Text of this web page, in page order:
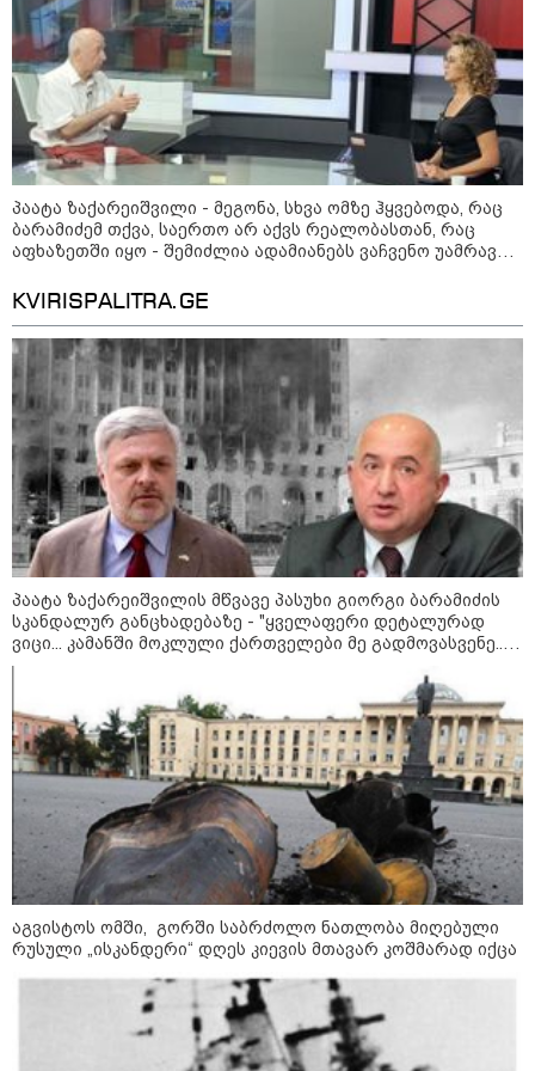
- რუსს, ყაზახს, უკრაინელს,
შვეიცარიელს, იტალიელს,
ამერიკელს, შეუძლია
ჩამოვიდეს, დახარჯოს ფული...
არავინ შეზღუდული არაა" -
კალაძე
კატეგორიის ყველა სიახლე
საინჟინრო ობიექტების მოვლა-
პატრონობა განსაკუთრებულ
პასუხისმგებლობას მოითხოვს“-
რატომ გახდა საჭირო გზების
მოვლა-პატრონობისთვის
სახელმწიფო კომპანიის შექმნა
„რუსთაველზე მდებარე
სასტუმროები 40-50%-იან
გაუქმებებს იღებენ, საკმაოდ დიდი
ზარალისკენ წავალთ - მეგონა,
ვიღაც მოიფიქრებდა და ბიზნესს
შეხვდებოდა“
„ფასები 2-3 წელში გაორმაგდება“
- ლოკაციები თბილისის
შემოგარენში, სადაც შესაძლოა,
მიწები გაძვირდეს
სამართალი
პაატა ზაქარეიშვილი - მეგონა, სხვა ომზე ჰყვებოდა, რაც
ბარამიძემ თქვა, საერთო არ აქვს რეალობასთან, რაც
აფხაზეთში იყო - შემიძლია ადამიანებს ვაჩვენო უამრავი
KVIRISPALITRA.GE
პაატა ზაქარეიშვილის მწვავე პასუხი გიორგი ბარამიძის
სკანდალურ განცხადებაზე - "ყველაფერი დეტალურად
ვიცი... კამანში მოკლული ქართველები მე გადმოვასვენე...
ბარამიძე კი ტყუის"
აგვისტოს ომში, გორში საბრძოლო ნათლობა მიღებული
რუსული „ისკანდერი“ დღეს კიევის მთავარ კოშმარად იქცა